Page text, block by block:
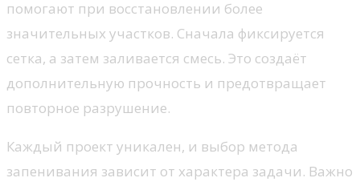
помогают при восстановлении более
значительных участков. Сначала фиксируется
сетка, а затем заливается смесь. Это создаёт
дополнительную прочность и предотвращает
повторное разрушение.
Каждый проект уникален, и выбор метода
запенивания зависит от характера задачи. Важно